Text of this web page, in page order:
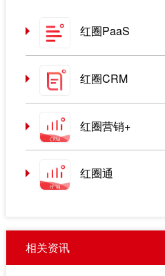
红圈PaaS
红圈CRM
红圈营销+
红圈通
相关资讯